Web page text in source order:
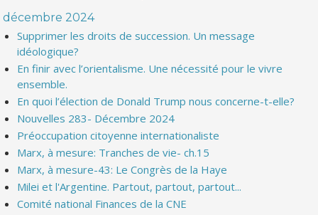
décembre 2024
Supprimer les droits de succession. Un message
idéologique?
En finir avec l’orientalisme. Une nécessité pour le vivre
ensemble.
En quoi l’élection de Donald Trump nous concerne-t-elle?
Nouvelles 283- Décembre 2024
Préoccupation citoyenne internationaliste
Marx, à mesure: Tranches de vie- ch.15
Marx, à mesure-43: Le Congrès de la Haye
Milei et l'Argentine. Partout, partout, partout...
Comité national Finances de la CNE